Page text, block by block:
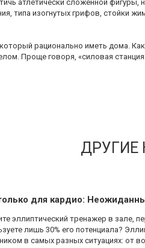
атлетически сложенной
типа изогнутых грифов, стойки
рационально иметь дома.
Проще говоря, «силовая
ДРУГИЕ
для кардио:
эллиптический тренажер в зале,
лишь 30% его потенциала?
в самых разных ситуациях: от